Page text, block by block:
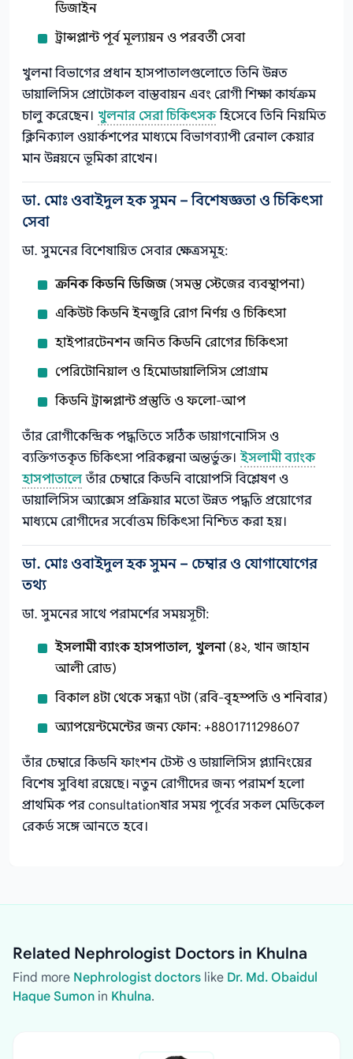
ডিজাইন
ট্রান্সপ্লান্ট পূর্ব মূল্যায়ন ও পরবর্তী সেবা
খুলনা বিভাগের প্রধান হাসপাতালগুলোতে তিনি উন্নত
ডায়ালিসিস প্রোটোকল বাস্তবায়ন এবং রোগী শিক্ষা কার্যক্রম
চালু করেছেন। খুলনার সেরা চিকিৎসক হিসেবে তিনি নিয়মিত
ক্লিনিক্যাল ওয়ার্কশপের মাধ্যমে বিভাগব্যাপী রেনাল কেয়ার
মান উন্নয়নে ভূমিকা রাখেন।
ডা. মোঃ ওবাইদুল হক সুমন – বিশেষজ্ঞতা ও চিকিৎসা
সেবা
ডা. সুমনের বিশেষায়িত সেবার ক্ষেত্রসমূহ:
ক্রনিক কিডনি ডিজিজ(সমস্ত স্টেজের ব্যবস্থাপনা)
একিউট কিডনি ইনজুরি রোগ নির্ণয় ও চিকিৎসা
হাইপারটেনশন জনিত কিডনি রোগের চিকিৎসা
পেরিটোনিয়াল ও হিমোডায়ালিসিস প্রোগ্রাম
কিডনি ট্রান্সপ্লান্ট প্রস্তুতি ও ফলো-আপ
তাঁর রোগীকেন্দ্রিক পদ্ধতিতে সঠিক ডায়াগনোসিস ও
ব্যক্তিগতকৃত চিকিৎসা পরিকল্পনা অন্তর্ভুক্ত। ইসলামী ব্যাংক
হাসপাতালে তাঁর চেম্বারে কিডনি বায়োপসি বিশ্লেষণ ও
ডায়ালিসিস অ্যাক্সেস প্রক্রিয়ার মতো উন্নত পদ্ধতি প্রয়োগের
মাধ্যমে রোগীদের সর্বোত্তম চিকিৎসা নিশ্চিত করা হয়।
ডা. মোঃ ওবাইদুল হক সুমন – চেম্বার ও যোগাযোগের
তথ্য
ডা. সুমনের সাথে পরামর্শের সময়সূচী:
ইসলামী ব্যাংক হাসপাতাল, খুলনা(৪২, খান জাহান
আলী রোড)
বিকাল ৪টা থেকে সন্ধ্যা ৭টা (রবি-বৃহস্পতি ও শনিবার)
অ্যাপয়েন্টমেন্টের জন্য ফোন: +8801711298607
তাঁর চেম্বারে কিডনি ফাংশন টেস্ট ও ডায়ালিসিস প্ল্যানিংয়ের
বিশেষ সুবিধা রয়েছে। নতুন রোগীদের জন্য পরামর্শ হলো
প্রাথমিক পর consultationষার সময় পূর্বের সকল মেডিকেল
রেকর্ড সঙ্গে আনতে হবে।
Related Nephrologist Doctors in Khulna
Find more Nephrologist doctors like Dr. Md. Obaidul
Haque Sumon in Khulna.